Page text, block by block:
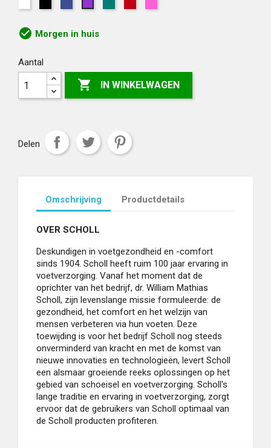
check_circle Morgen in huis
Aantal
 IN WINKELWAGEN
Delen
Omschrijving Productdetails
OVER SCHOLL
Deskundigen in voetgezondheid en -comfort
sinds 1904. Scholl heeft ruim 100 jaar ervaring in
voetverzorging. Vanaf het moment dat de
oprichter van het bedrijf, dr. William Mathias
Scholl, zijn levenslange missie formuleerde: de
gezondheid, het comfort en het welzijn van
mensen verbeteren via hun voeten. Deze
toewijding is voor het bedrijf Scholl nog steeds
onverminderd van kracht en met de komst van
nieuwe innovaties en technologieën, levert Scholl
een alsmaar groeiende reeks oplossingen op het
gebied van schoeisel en voetverzorging. Scholl's
lange traditie en ervaring in voetverzorging, zorgt
ervoor dat de gebruikers van Scholl optimaal van
de Scholl producten profiteren.